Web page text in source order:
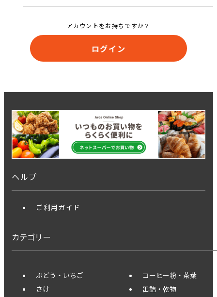
アカウントをお持ちですか？
ログイン
ヘルプ
ご利用ガイド
カテゴリー
ぶどう・いちご
さけ
コーヒー粉・茶葉
缶詰・乾物